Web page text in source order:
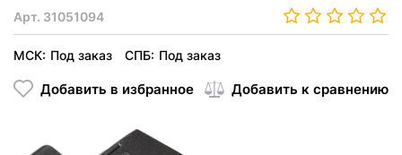
Арт. 31051094
МСК: Под заказ СПБ: Под заказ
Добавить в избранное Добавить к сравнению